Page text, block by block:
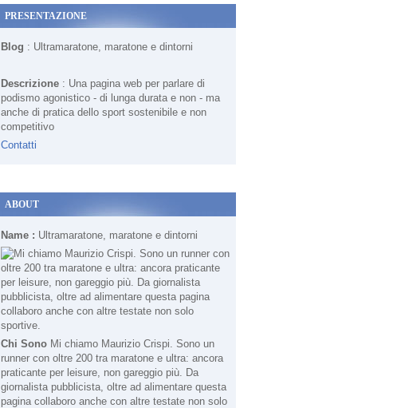
PRESENTAZIONE
Blog : Ultramaratone, maratone e dintorni
Descrizione : Una pagina web per parlare di
podismo agonistico - di lunga durata e non - ma
anche di pratica dello sport sostenibile e non
competitivo
Contatti
ABOUT
Name : Ultramaratone, maratone e dintorni
Chi Sono Mi chiamo Maurizio Crispi. Sono un
runner con oltre 200 tra maratone e ultra: ancora
praticante per leisure, non gareggio più. Da
giornalista pubblicista, oltre ad alimentare questa
pagina collaboro anche con altre testate non solo